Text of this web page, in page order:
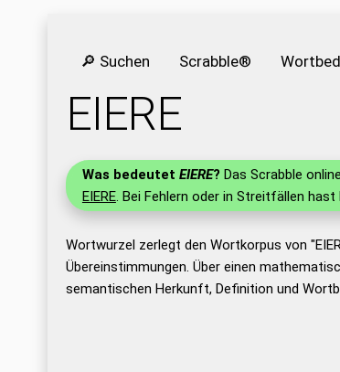
🔎 Suchen Scrabble®
EIERE
Was bedeutet EIERE? Das Scrabble
EIERE. Bei Fehlern oder in Streitfällen hast
Wortwurzel zerlegt den Wortkorpus von
Übereinstimmungen. Über einen
semantischen Herkunft, Definition und